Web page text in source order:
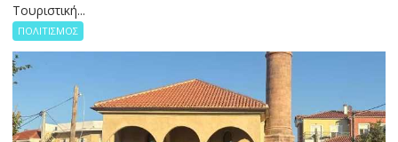
Τουριστική...
ΠΟΛΙΤΙΣΜΟΣ